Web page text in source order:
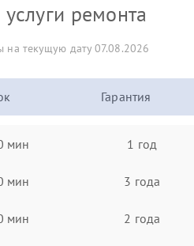
ремонта
на текущую дату 07.08.2026
Гарантия
мин 1 год
мин 3 года
мин 2 года